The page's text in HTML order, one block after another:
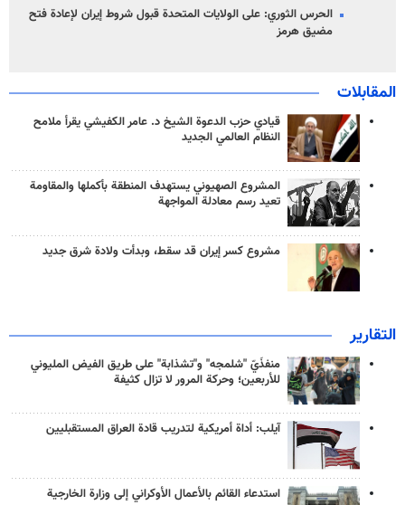
الحرس الثوري: على الولايات المتحدة قبول شروط إيران لإعادة فتح
مضيق هرمز
المقابلات
قيادي حزب الدعوة الشيخ د. عامر الكفيشي يقرأ ملامح
النظام العالمي الجديد
المشروع الصهيوني يستهدف المنطقة بأكملها والمقاومة
تعيد رسم معادلة المواجهة
مشروع كسر إيران قد سقط، وبدأت ولادة شرق جديد
التقارير
منفذَيّ "شلمجه" و"تشذابة" على طريق الفيض المليوني
للأربعين؛ وحركة المرور لا تزال كثيفة
آيلب: أداة أمريكية لتدريب قادة العراق المستقبليين
استدعاء القائم بالأعمال الأوكراني إلى وزارة الخارجية